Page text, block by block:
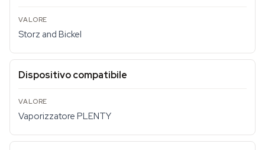
Storz and Bickel
Dispositivo compatibile
Vaporizzatore PLENTY